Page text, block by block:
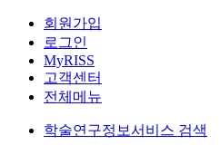
회원가입
로그인
MyRISS
고객센터
전체메뉴
학술연구정보서비스 검색